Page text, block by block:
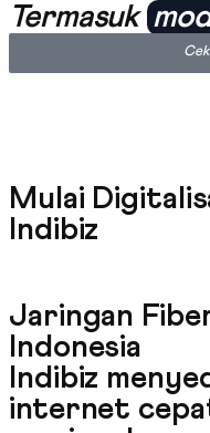
Termasuk
Mulai
Indibiz
Jaringan
Indonesia
Indibiz
internet